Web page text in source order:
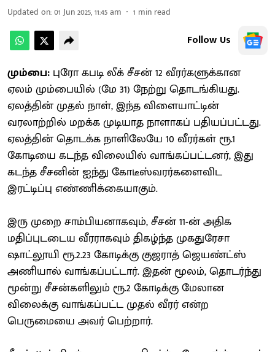
Updated on:01 Jun 2025, 11:45 am 1 min read
Follow Us
மும்பை: புரோ கபடி லீக் சீசன் 12 வீரர்களுக்கான
ஏலம் மும்பையில் (மே 31) நேற்று தொடங்கியது.
ஏலத்தின் முதல் நாள், இந்த விளையாட்டின்
வரலாற்றில் மறக்க முடியாத நாளாகப் பதியப்பட்டது.
ஏலத்தின் தொடக்க நாளிலேயே 10 வீரர்கள் ரூ.1
கோடியை கடந்த விலையில் வாங்கப்பட்டனர், இது
கடந்த சீசனின் ஐந்து கோடீஸ்வரர்களைவிட
இரட்டிப்பு எண்ணிக்கையாகும்.
இரு முறை சாம்பியனாகவும், சீசன் 11-ன் அதிக
மதிப்புடடைய வீரராகவும் திகழ்ந்த முகதுரேசா
ஷாட்லூயி ரூ.2.23 கோடிக்கு குஜராத் ஜெயண்ட்ஸ்
அணியால் வாங்கப்பட்டார். இதன் மூலம், தொடர்ந்து
மூன்று சீசன்களிலும் ரூ.2 கோடிக்கு மேலான
விலைக்கு வாங்கப்பட்ட முதல் வீரர் என்ற
பெருமையை அவர் பெற்றார்.